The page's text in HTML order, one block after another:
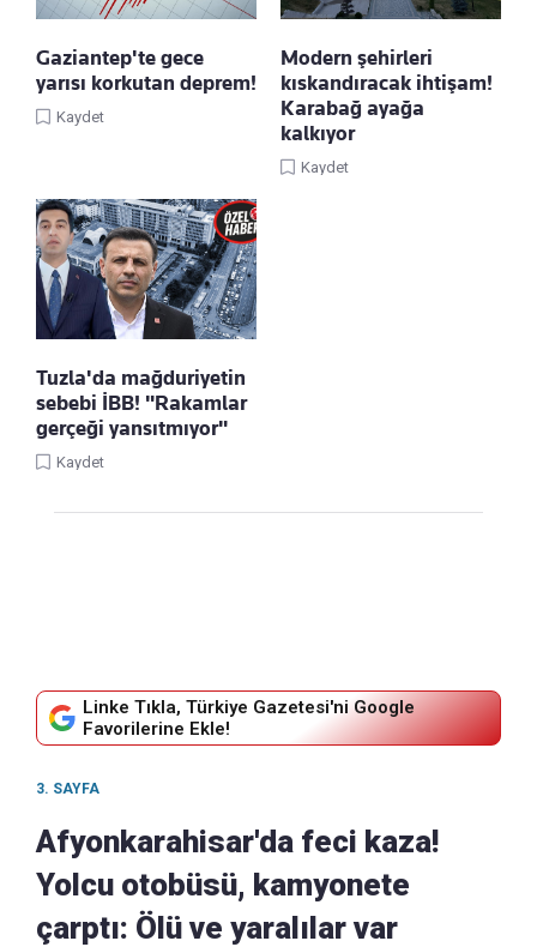
Gaziantep'te gece
yarısı korkutan deprem!
Kaydet
Modern şehirleri
kıskandıracak ihtişam!
Karabağ ayağa
kalkıyor
Kaydet
Tuzla'da mağduriyetin
sebebi İBB! "Rakamlar
gerçeği yansıtmıyor"
Kaydet
Linke Tıkla, Türkiye Gazetesi'ni Google
Favorilerine Ekle!
3. SAYFA
Afyonkarahisar'da feci kaza!
Yolcu otobüsü, kamyonete
çarptı: Ölü ve yaralılar var